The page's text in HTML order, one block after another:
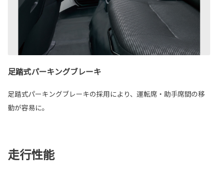
足踏式パーキングブレーキ
足踏式パーキングブレーキの採用により、運転席・助手席間の移
動が容易に。
走行性能